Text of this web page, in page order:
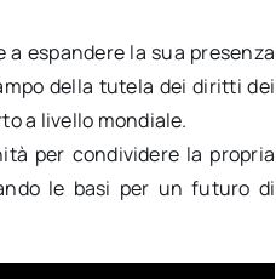
a espandere la sua presenza
della tutela dei diritti dei
a livello mondiale.
per condividere la propria
le basi per un futuro di